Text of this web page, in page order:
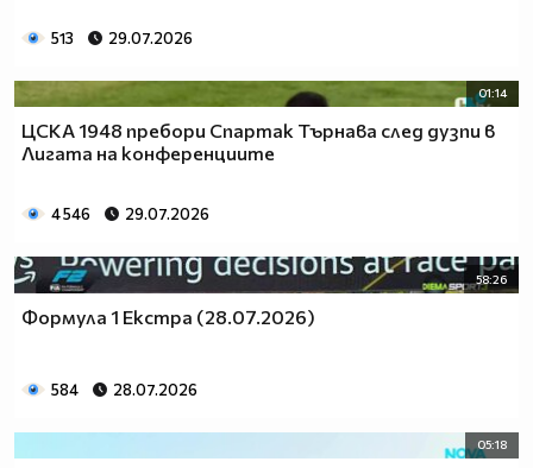
513 29.07.2026
01:14
ЦСКА 1948 пребори Спартак Търнава след дузпи в
Лигата на конференциите
4 546 29.07.2026
58:26
Формула 1 Екстра (28.07.2026)
584 28.07.2026
05:18